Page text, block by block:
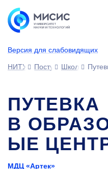
Версия для слабовидящих
НИТУ МИСИСПоступающимШкольникам
ПУТЕВКА
В
ЫЕ
МДЦ «Артек»